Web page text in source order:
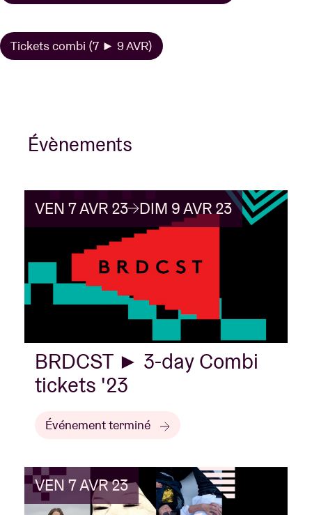
Tickets combi (7 ► 9 AVR)
Évènements
VEN 7 AVR 23 DIM 9 AVR 23
BRDCST ► 3-day Combi
tickets '23
Événement terminé
VEN 7 AVR 23